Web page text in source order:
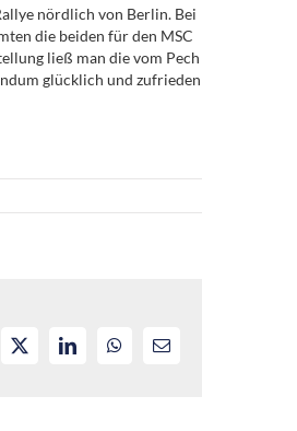
nördlich von Berlin. Bei
die beiden für den MSC
ließ man die vom Pech
glücklich und zufrieden
LinkedInWhatsApp
E-